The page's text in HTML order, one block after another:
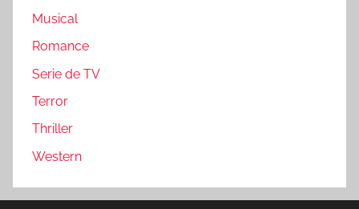
Musical
Romance
Serie de TV
Terror
Thriller
Western